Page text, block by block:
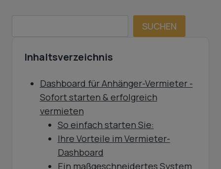
SUCHEN
Inhaltsverzeichnis
Dashboard für Anhänger-Vermieter -
Sofort starten & erfolgreich
vermieten
So einfach starten Sie:
Ihre Vorteile im Vermieter-
Dashboard
Ein maßgeschneidertes System